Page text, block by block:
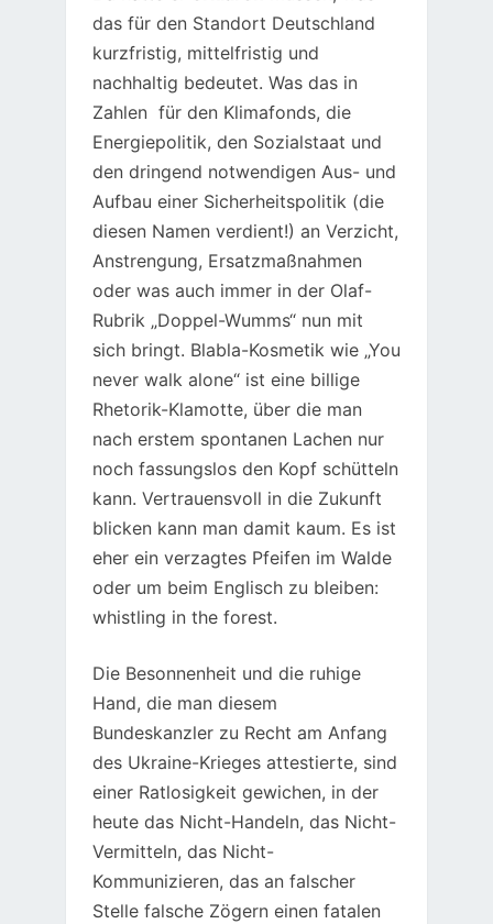
das für den Standort Deutschland
kurzfristig, mittelfristig und
nachhaltig bedeutet. Was das in
Zahlen für den Klimafonds, die
Energiepolitik, den Sozialstaat und
den dringend notwendigen Aus- und
Aufbau einer Sicherheitspolitik (die
diesen Namen verdient!) an Verzicht,
Anstrengung, Ersatzmaßnahmen
oder was auch immer in der Olaf-
Rubrik „Doppel-Wumms“ nun mit
sich bringt. Blabla-Kosmetik wie „You
never walk alone“ ist eine billige
Rhetorik-Klamotte, über die man
nach erstem spontanen Lachen nur
noch fassungslos den Kopf schütteln
kann. Vertrauensvoll in die Zukunft
blicken kann man damit kaum. Es ist
eher ein verzagtes Pfeifen im Walde
oder um beim Englisch zu bleiben:
whistling in the forest.
Die Besonnenheit und die ruhige
Hand, die man diesem
Bundeskanzler zu Recht am Anfang
des Ukraine-Krieges attestierte, sind
einer Ratlosigkeit gewichen, in der
heute das Nicht-Handeln, das Nicht-
Vermitteln, das Nicht-
Kommunizieren, das an falscher
Stelle falsche Zögern einen fatalen